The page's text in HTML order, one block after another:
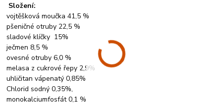
Složení:
vojtěšková moučka 41,5 %
pšeničné otruby 22,5 %
sladové klíčky 15%
ječmen 8,5 %
ovesné otruby 6,0 %
melasa z cukrové řepy 2,9%
uhličitan vápenatý 0,85%
Chlorid sodný 0,35%,
monokalciumfosfát 0,1 %